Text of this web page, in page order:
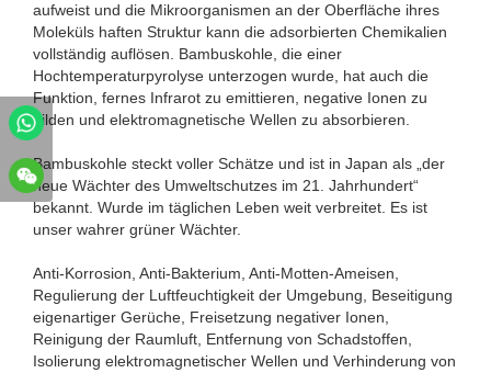
aufweist und die Mikroorganismen an der Oberfläche ihres
Moleküls haften Struktur kann die adsorbierten Chemikalien
vollständig auflösen. Bambuskohle, die einer
Hochtemperaturpyrolyse unterzogen wurde, hat auch die
Funktion, fernes Infrarot zu emittieren, negative Ionen zu
bilden und elektromagnetische Wellen zu absorbieren.
Bambuskohle steckt voller Schätze und ist in Japan als „der
neue Wächter des Umweltschutzes im 21. Jahrhundert“
bekannt. Wurde im täglichen Leben weit verbreitet. Es ist
unser wahrer grüner Wächter.
Anti-Korrosion, Anti-Bakterium, Anti-Motten-Ameisen,
Regulierung der Luftfeuchtigkeit der Umgebung, Beseitigung
eigenartiger Gerüche, Freisetzung negativer Ionen,
Reinigung der Raumluft, Entfernung von Schadstoffen,
Isolierung elektromagnetischer Wellen und Verhinderung von